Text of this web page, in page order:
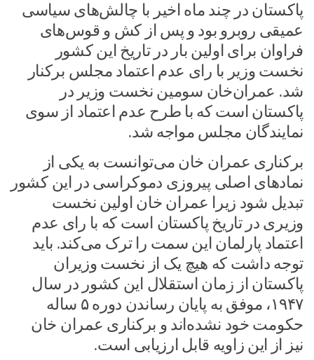
پاکستان در چند ماه اخیر با چالش‌های سیاسی
عمیقی روبرو بود و پس از کش و قوس‌های
فراوان برای اولین بار در تاریخ این کشور
نخست وزیر با رای عدم اعتماد مجلس برکنار
شد. عمران‌خان سومین نخست وزیر در
پاکستان است که با طرح عدم اعتماد از سوی
نمایندگان مجلس مواجه شد.
برکناری عمران خان می‌توانست به یکی از
نمادهای اصلی پیروزی دموکراسی در این کشور
تبدیل شود زیرا عمران خان اولین نخست
وزیری در تاریخ پاکستان است که با رای عدم
اعتماد پارلمان این سمت را ترک می‌کند. باید
توجه داشت که هیچ یک از نخست وزیران
پاکستان از زمان استقلال این کشور در سال
۱۹۴۷، موفق به پایان رساندن دوره ۵ ساله
حکومت خود نشده‌اند و برکناری عمران خان
نیز از این زاویه قابل ارزیابی است.